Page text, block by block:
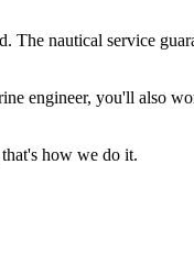
nautical service
engineer, you'll also
how we do it.